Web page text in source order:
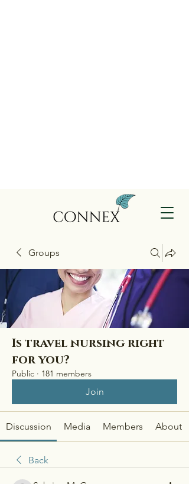
Groups
Is travel nursing right
for you?
Public · 181 members
Join
Discussion Media Members About
Back